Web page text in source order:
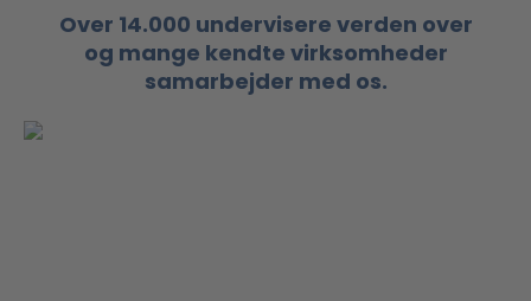
Over 14.000 undervisere verden over
og mange kendte virksomheder
samarbejder med os.